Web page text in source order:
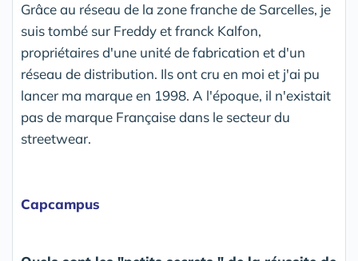
Grâce au réseau de la zone franche de Sarcelles, je
suis tombé sur Freddy et franck Kalfon,
propriétaires d'une unité de fabrication et d'un
réseau de distribution. Ils ont cru en moi et j'ai pu
lancer ma marque en 1998. A l'époque, il n'existait
pas de marque Française dans le secteur du
streetwear.
Capcampus